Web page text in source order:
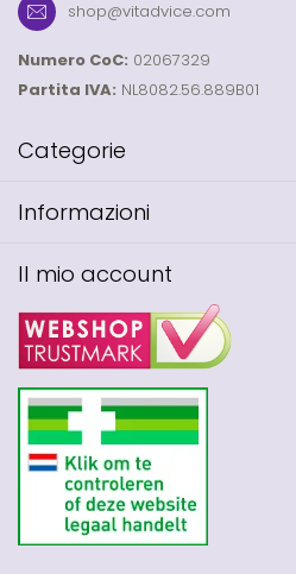
shop@vitadvice.com
Numero CoC: 02067329
Partita IVA: NL8082.56.889B01
Categorie
Informazioni
Il mio account